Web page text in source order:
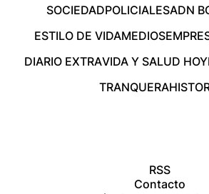
SOCIEDADPOLICIALESADN
ESTILO DE VIDAMEDIOS
DIARIO EXTRAVIDA Y SALUD HOY
TRANQUERA
RSS
Contacto